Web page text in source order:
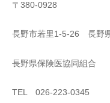
〒380-0928
長野市若里1-5-26 長野
長野県保険医協同組合
TEL 026-223-0345